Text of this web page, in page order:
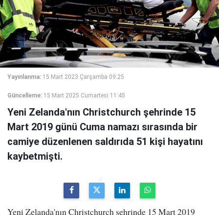
Yayınlanma: 15 Mart 2023 Çarşamba 09:25
Güncelleme: 15 Mart 2025 Cumartesi 11:45
Yeni Zelanda'nın Christchurch şehrinde 15
Mart 2019 günü Cuma namazı sırasında bir
camiye düzenlenen saldırıda 51 kişi hayatını
kaybetmişti.
Yeni Zelanda'nın Christchurch şehrinde 15 Mart 2019